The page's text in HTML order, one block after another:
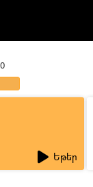
Եթեր